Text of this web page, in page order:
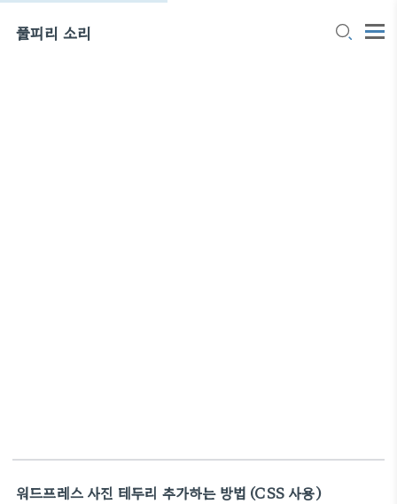
풀피리 소리
워드프레스 사진 테두리 추가하는 방법 (CSS 사용)